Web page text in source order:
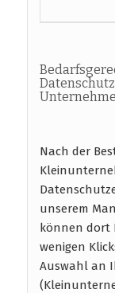
Nach der
unserem
können dort
wenigen
Auswahl an